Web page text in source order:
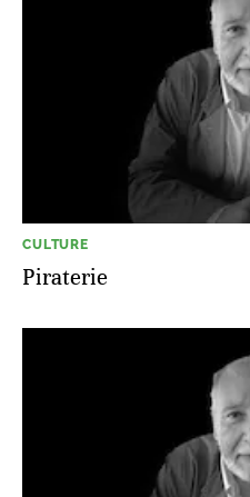
CULTURE
Piraterie